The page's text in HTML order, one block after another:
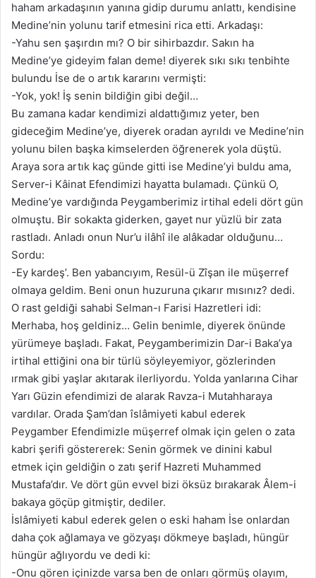
haham arkadaşının yanına gidip durumu anlattı, kendisine
Medine’nin yolunu tarif etmesini rica etti. Arkadaşı:
-Yahu sen şaşırdın mı? O bir sihirbazdır. Sakın ha
Medine’ye gideyim falan deme! diyerek sıkı sıkı tenbihte
bulundu İse de o artık kararını vermişti:
-Yok, yok! İş senin bildiğin gibi değil…
Bu zamana kadar kendimizi aldattığımız yeter, ben
gideceğim Medine’ye, diyerek oradan ayrıldı ve Medine’nin
yolunu bilen başka kimselerden öğrenerek yola düştü.
Araya sora artık kaç günde gitti ise Medine’yi buldu ama,
Server-i Kâinat Efendimizi hayatta bulamadı. Çünkü O,
Medine’ye vardığında Peygamberimiz irtihal edeli dört gün
olmuştu. Bir sokakta giderken, gayet nur yüzlü bir zata
rastladı. Anladı onun Nur’u ilâhî ile alâkadar olduğunu…
Sordu:
-Ey kardeş’. Ben yabancıyım, Resül-ü Zîşan ile müşerref
olmaya geldim. Beni onun huzuruna çıkarır mısınız? dedi.
O rast geldiği sahabi Selman-ı Farisi Hazretleri idi:
Merhaba, hoş geldiniz… Gelin benimle, diyerek önünde
yürümeye başladı. Fakat, Peygamberimizin Dar-i Baka’ya
irtihal ettiğini ona bir türlü söyleyemiyor, gözlerinden
ırmak gibi yaşlar akıtarak ilerliyordu. Yolda yanlarına Cihar
Yarı Güzin efendimizi de alarak Ravza-i Mutahharaya
vardılar. Orada Şam’dan îslâmiyeti kabul ederek
Peygamber Efendimizle müşerref olmak için gelen o zata
kabri şerifi göstererek: Senin görmek ve dinini kabul
etmek için geldiğin o zatı şerif Hazreti Muhammed
Mustafa’dır. Ve dört gün evvel bizi öksüz bırakarak Âlem-i
bakaya göçüp gitmiştir, dediler.
İslâmiyeti kabul ederek gelen o eski haham İse onlardan
daha çok ağlamaya ve gözyaşı dökmeye başladı, hüngür
hüngür ağlıyordu ve dedi ki:
-Onu gören içinizde varsa ben de onları görmüş olayım,